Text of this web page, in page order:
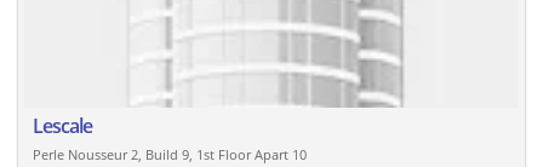
Lescale
Perle Nousseur 2, Build 9, 1st Floor Apart 10